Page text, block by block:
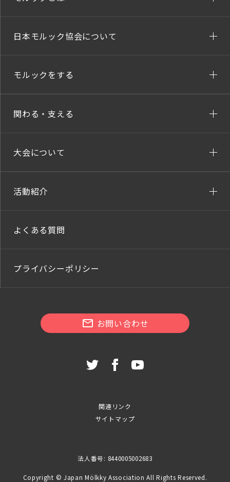
日本モルック協会について
モルックをする
関わる・支える
大会について
活動紹介
よくある質問
プライバシーポリシー
お問い合わせ
関連リンク
サイトマップ
法人番号: 8440005002683
Copyright © Japan Mölkky Association All Rights Reserved.